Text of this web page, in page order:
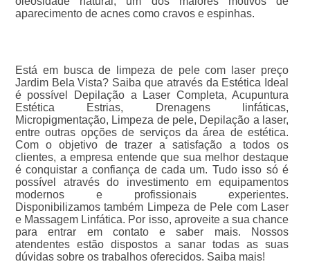
aparecimento de acnes como cravos e espinhas.
Está em busca de limpeza de pele com laser preço
Jardim Bela Vista? Saiba que através da Estética Ideal
é possível Depilação a Laser Completa, Acupuntura
Estética Estrias, Drenagens linfáticas,
Micropigmentação, Limpeza de pele, Depilação a laser,
entre outras opções de serviços da área de estética.
Com o objetivo de trazer a satisfação a todos os
clientes, a empresa entende que sua melhor destaque
é conquistar a confiança de cada um. Tudo isso só é
possível através do investimento em equipamentos
modernos e profissionais experientes.
Disponibilizamos também Limpeza de Pele com Laser
e Massagem Linfática. Por isso, aproveite a sua chance
para entrar em contato e saber mais. Nossos
atendentes estão dispostos a sanar todas as suas
dúvidas sobre os trabalhos oferecidos. Saiba mais!